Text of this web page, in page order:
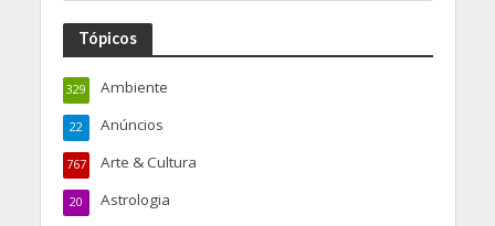
Tópicos
Ambiente
329
Anúncios
22
Arte & Cultura
767
Astrologia
20